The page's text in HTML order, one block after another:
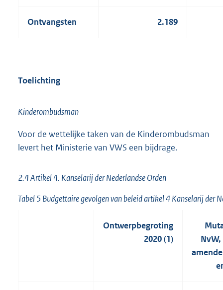
Ontvangsten 2.189
Toelichting
Kinderombudsman
Voor de wettelijke taken van de Kinderombudsman
levert het Ministerie van VWS een bijdrage.
2.4 Artikel 4. Kanselarij der Nederlandse Orden
Tabel 5 Budgettaire gevolgen van beleid artikel 4 Kanselarij der
Ontwerpbegroting
2020 (1)